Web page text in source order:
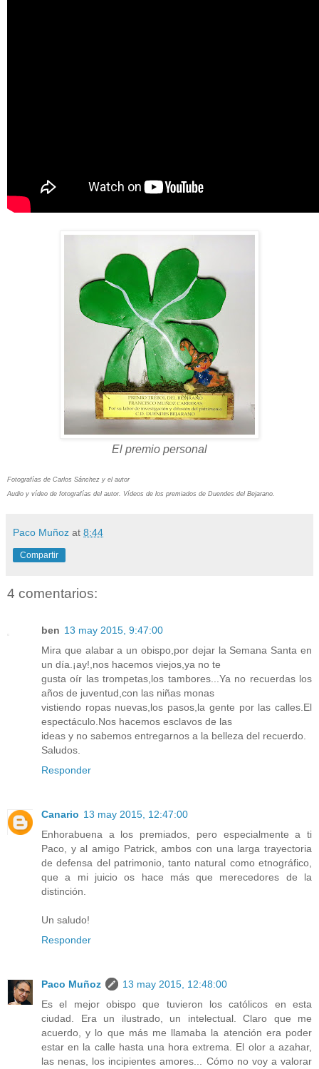
El premio personal
Fotografías de Carlos Sánchez y el autor
Audio y vídeo de fotografías del autor. Vídeos de los premiados de Duendes del Bejarano.
Paco Muñoz at 8:44
Compartir
4 comentarios:
ben 13 may 2015, 9:47:00
Mira que alabar a un obispo,por dejar la Semana Santa en
un día.¡ay!,nos hacemos viejos,ya no te
gusta oír las trompetas,los tambores...Ya no recuerdas los
años de juventud,con las niñas monas
vistiendo ropas nuevas,los pasos,la gente por las calles.El
espectáculo.Nos hacemos esclavos de las
ideas y no sabemos entregarnos a la belleza del recuerdo.
Saludos.
Responder
Canario 13 may 2015, 12:47:00
Enhorabuena a los premiados, pero especialmente a ti
Paco, y al amigo Patrick, ambos con una larga trayectoria
de defensa del patrimonio, tanto natural como etnográfico,
que a mi juicio os hace más que merecedores de la
distinción.
Un saludo!
Responder
Paco Muñoz
13 may 2015, 12:48:00
Es el mejor obispo que tuvieron los católicos en esta
ciudad. Era un ilustrado, un intelectual. Claro que me
acuerdo, y lo que más me llamaba la atención era poder
estar en la calle hasta una hora extrema. El olor a azahar,
las nenas, los incipientes amores... Cómo no voy a valorar